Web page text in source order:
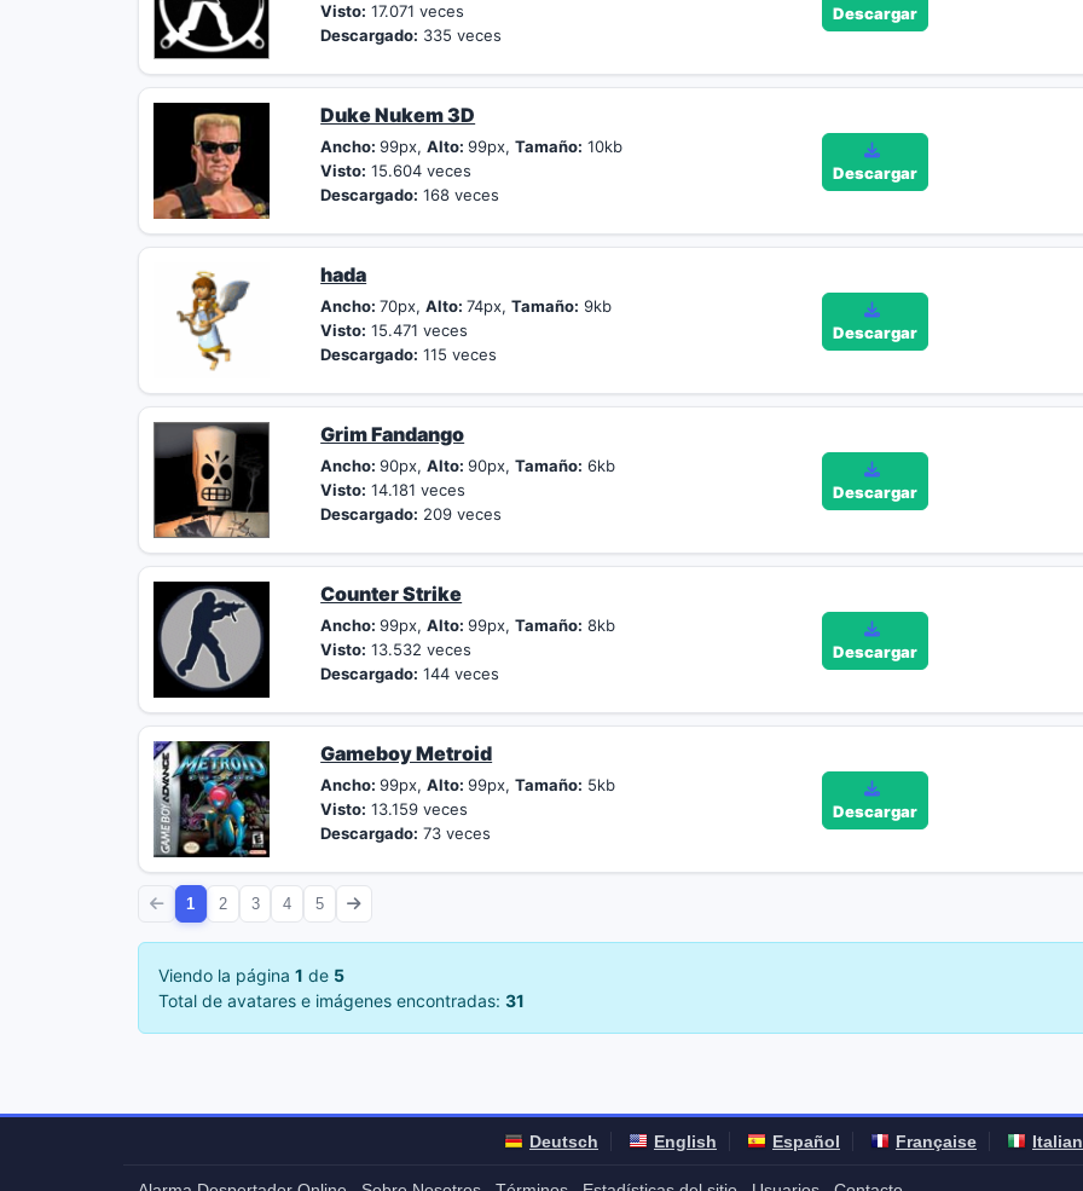
Visto: 17.071 veces
Descargado: 335 veces
Descargar
Duke Nukem 3D
Ancho:99px,Alto:99px,Tamaño: 10kb
Visto: 15.604 veces
Descargado: 168 veces
Descargar
hada
Ancho:70px,Alto:74px,Tamaño: 9kb
Visto: 15.471 veces
Descargado: 115 veces
Descargar
Grim Fandango
Ancho:90px,Alto:90px,Tamaño: 6kb
Visto: 14.181 veces
Descargado: 209 veces
Descargar
Counter Strike
Ancho:99px,Alto:99px,Tamaño: 8kb
Visto: 13.532 veces
Descargado: 144 veces
Descargar
Gameboy Metroid
Ancho:99px,Alto:99px,Tamaño: 5kb
Visto: 13.159 veces
Descargado: 73 veces
Descargar
1 2 3 4 5
Viendo la página 1 de 5
Total de avatares e imágenes encontradas: 31
Deutsch English Español Française